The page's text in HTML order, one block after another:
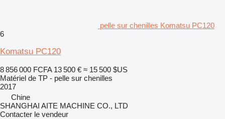
pelle sur chenilles Komatsu PC120
6
Komatsu PC120
8 856 000 FCFA 13 500 € ≈ 15 500 $US
Matériel de TP - pelle sur chenilles
2017
Chine
SHANGHAI AITE MACHINE CO., LTD
Contacter le vendeur